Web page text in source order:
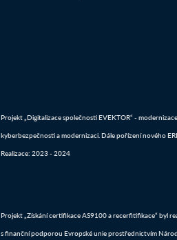
Projekt „Digitalizace společnosti EVEKTOR“ -
kyberbezpečnosti a modernizaci. Dále pořízení nového
Realizace: 2023 - 2024
Projekt „Získání certifikace AS9100 a recerfitifikace“ byl
s finanční podporou Evropské unie prostřednictvím